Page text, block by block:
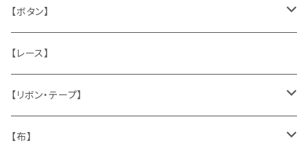
うさぎ
ハンドメイド製品
お部屋に飾るもの
メタル製品
缶、箱
陶磁器
マッチラベル、食品ラベル
蔵書票、荷札、ビュバー、伝票
シール、ステッカー、クロモス
袋、箱、ナプキン、コースター
袋、ラッピングペーパー
ひも、テープ
封筒、ポストカード
切手
スタンプ
文房具
【ボタン】
木
貝
メタル
【レース】
【リボン・テープ】
チロルテープ・イニシャルテープ
【布】